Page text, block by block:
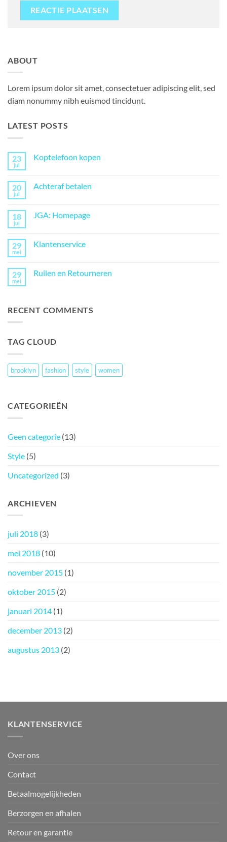
ABOUT
Lorem ipsum dolor sit amet, consectetuer adipiscing elit, sed
diam nonummy nibh euismod tincidunt.
LATEST POSTS
23
jul
Koptelefoon kopen
Koptelefoon
20
jul
Achteraf betalen
Achteraf
18
jul
JGA: Homepage
JGA:
29
mei
Klantenservice
Klantenservice
29
mei
Ruilen en Retourneren
en
RECENT COMMENTS
TAG CLOUD
brooklyn fashion style women
CATEGORIEËN
Geen categorie (13)
Style (5)
Uncategorized (3)
ARCHIEVEN
juli 2018 (3)
mei 2018 (10)
november 2015 (1)
oktober 2015 (2)
januari 2014 (1)
december 2013 (2)
augustus 2013 (2)
KLANTENSERVICE
Over ons
Contact
Betaalmogelijkheden
Berzorgen en afhalen
Retour en garantie